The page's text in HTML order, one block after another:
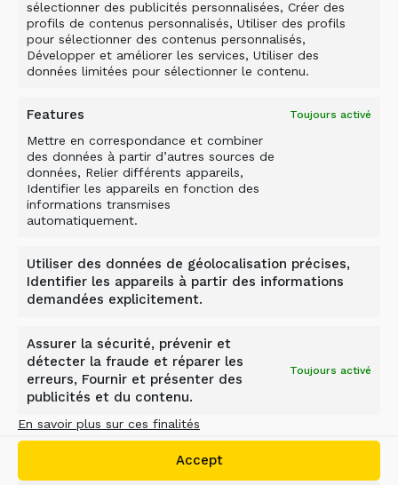
sélectionner des publicités personnalisées, Créer des
profils de contenus personnalisés, Utiliser des profils
pour sélectionner des contenus personnalisés,
Développer et améliorer les services, Utiliser des
données limitées pour sélectionner le contenu.
Features Toujours activé
Mettre en correspondance et combiner
des données à partir d’autres sources de
données, Relier différents appareils,
Identifier les appareils en fonction des
informations transmises
automatiquement.
Utiliser des données de géolocalisation précises,
Identifier les appareils à partir des informations
demandées explicitement.
Assurer la sécurité, prévenir et
détecter la fraude et réparer les
erreurs, Fournir et présenter des
publicités et du contenu.
Toujours activé
En savoir plus sur ces finalités
Accept
Lorsque vous soumettez un rapport, vous
recevrez un mot de passe à la fin. Ce n’est
qu’avec ce mot de passe que vous pourrez vous
rapport. N’oubliez pas de vous connecter
régulièrement et de vérifier si vous avez reçu
des questions ou des informations. Le lanceur
d’alerte recevra le résultat du signalement au
plus tard trois (3) mois après réception du
signalement.
GROUPE ALLU